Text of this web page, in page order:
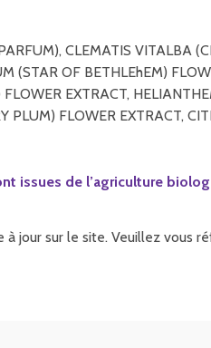
CLEMATIS VITALBA
(STAR OF BETHLEhEM)
EXTRACT,
PLUM) FLOWER EXTRACT,
issues de l’agriculture
jour sur le site. Veuillez vous